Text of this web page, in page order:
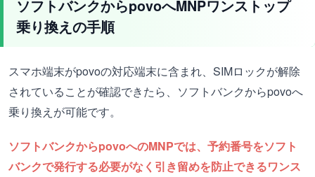
ソフトバンクからpovoへMNPワンストップ
乗り換えの手順
スマホ端末がpovoの対応端末に含まれ、SIMロックが解除
されていることが確認できたら、ソフトバンクからpovoへ
乗り換えが可能です。
ソフトバンクからpovoへのMNPでは、予約番号をソフト
バンクで発行する必要がなく引き留めを防止できるワンス